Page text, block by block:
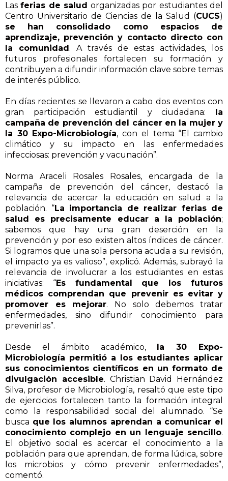
Lasferias de salud organizadas por estudiantes del
Centro Universitario de Ciencias de la Salud (CUCS)
se han consolidado como espacios de
aprendizaje, prevención y contacto directo con
la comunidad . A través de estas actividades, los
futuros profesionales fortalecen su formación y
contribuyen a difundir información clave sobre temas
de interés público.
En días recientes se llevaron a cabo dos eventos con
gran participación estudiantil y ciudadana:
la
campaña de prevención del cáncer en la mujer y
la 30 Expo-Microbiología, con el tema “El cambio
climático y su impacto en las enfermedades
infecciosas: prevención y vacunación”.
Norma Araceli Rosales Rosales, encargada de la
campaña de prevención del cáncer, destacó la
relevancia de acercar la educación en salud a la
población. “La importancia de realizar ferias de
salud es precisamente educar a la población;
sabemos que hay una gran deserción en la
prevención y por eso existen altos índices de cáncer.
Si logramos que una sola persona acuda a su revisión,
el impacto ya es valioso”, explicó. Además, subrayó la
relevancia de involucrar a los estudiantes en estas
iniciativas: “Es fundamental que los futuros
médicos comprendan que prevenir es evitar y
promover es mejorar. No solo debemos tratar
enfermedades, sino difundir conocimiento para
prevenirlas”.
Desde el ámbito académico,
la 30 Expo-
Microbiología permitió a los estudiantes aplicar
sus conocimientos científicos en un formato de
divulgación accesible. Christian David Hernández
Silva, profesor de Microbiología, resaltó que este tipo
de ejercicios fortalecen tanto la formación integral
como la responsabilidad social del alumnado. “Se
busca que los alumnos aprendan a comunicar el
conocimiento complejo en un lenguaje sencillo.
El objetivo social es acercar el conocimiento a la
población para que aprendan, de forma lúdica, sobre
los microbios y cómo prevenir enfermedades”,
comentó.